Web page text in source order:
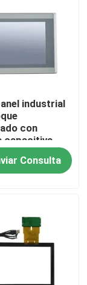
industrial
con
capacitiva
Consulta